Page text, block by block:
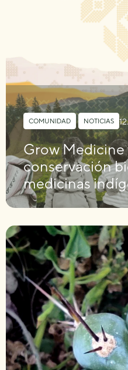
COMUNIDAD , NOTICIAS
Grow Medicine
conservación
medicinas